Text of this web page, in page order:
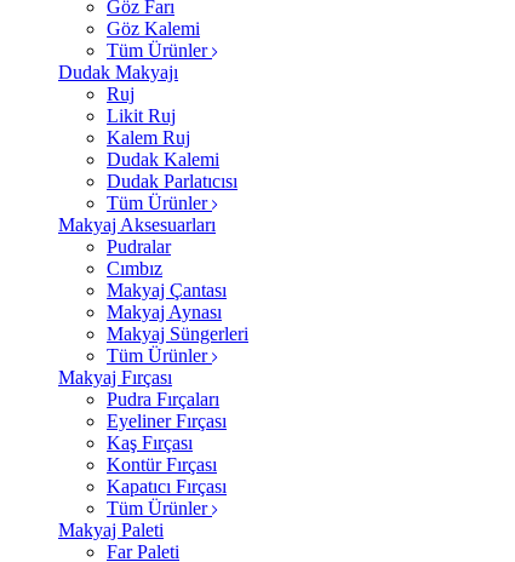
Göz Farı
Göz Kalemi
Tüm Ürünler
Dudak Makyajı
Ruj
Likit Ruj
Kalem Ruj
Dudak Kalemi
Dudak Parlatıcısı
Tüm Ürünler
Makyaj Aksesuarları
Pudralar
Cımbız
Makyaj Çantası
Makyaj Aynası
Makyaj Süngerleri
Tüm Ürünler
Makyaj Fırçası
Pudra Fırçaları
Eyeliner Fırçası
Kaş Fırçası
Kontür Fırçası
Kapatıcı Fırçası
Tüm Ürünler
Makyaj Paleti
Far Paleti